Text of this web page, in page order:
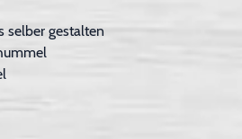
selber gestalten